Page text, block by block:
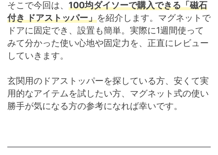
そこで今回は、 100均ダイソーで購入できる「磁石
付き ドアストッパー」を紹介します。マグネットで
ドアに固定でき、設置も簡単。実際に1週間使って
みて分かった使い心地や固定力を、正直にレビュー
していきます。
玄関用のドアストッパーを探している方、安くて実
用的なアイテムを試したい方、マグネット式の使い
勝手が気になる方の参考になれば幸いです。